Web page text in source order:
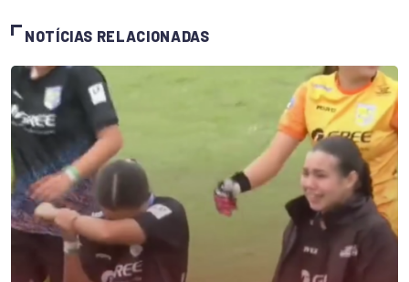
NOTÍCIAS RELACIONADAS